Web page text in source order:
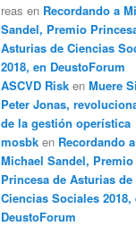
reas en Recordando a
Sandel, Premio
Asturias de Ciencias
2018, en DeustoForum
ASCVD Risk en Muere
Peter Jonas,
de la gestión operística
mosbk en Recordando a
Michael Sandel, Premio
Princesa de Asturias de
Ciencias Sociales 2018,
DeustoForum